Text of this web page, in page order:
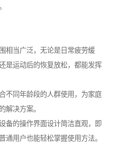
相当广泛，无论是日常疲劳缓
是运动后的恢复放松，都能发挥
不同年龄段的人群使用，为家庭
解决方案。
备的操作界面设计简洁直观，即
通用户也能轻松掌握使用方法。